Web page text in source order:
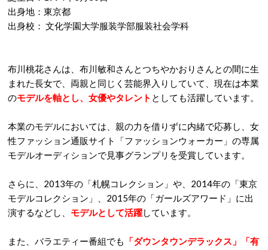
出身地：東京都
出身校： 文化学園大学服装学部服装社会学科
布川桃花さんは、布川敏和さんとつちやかおりさんとの間に生
まれた長女で、両親と同じく芸能界入りしていて、現在は本業
のモデルを軸とし、女優やタレント としても活躍しています。
本業のモデルにおいては、親の力を借りずに内緒で応募し、 女
性ファッション通販サイト「ファッションウォーカー」の専属
モデルオーディションで見事グランプリを受賞しています。
さらに、2013年の「札幌コレクション」や、2014年の「東京
モデルコレクション」、2015年の「ガールズアワード」に出
演するなどし、 モデルとして活躍しています。
また、バラエティー番組でも
「ダウンタウンデラックス」「有